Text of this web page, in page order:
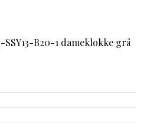
B20-1 dameklokke grå